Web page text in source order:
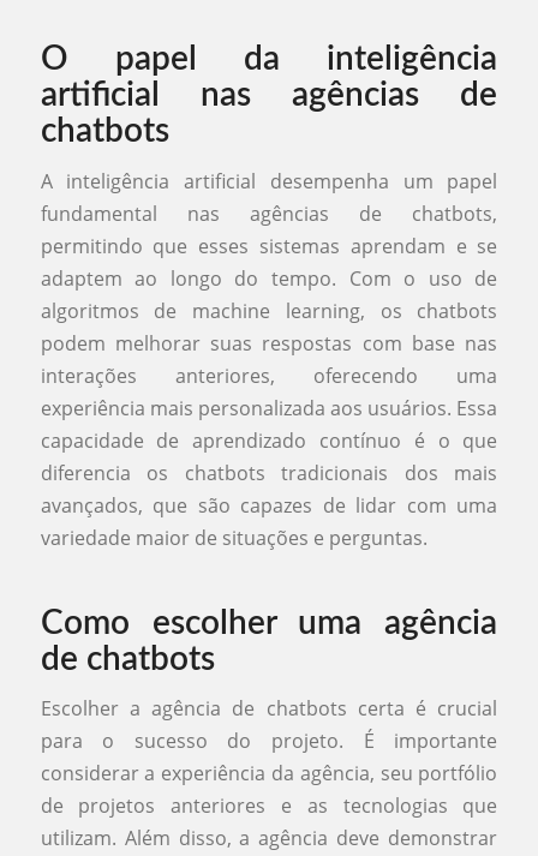
O papel da inteligência
artificial nas agências de
chatbots
A inteligência artificial desempenha um papel
fundamental nas agências de chatbots,
permitindo que esses sistemas aprendam e se
adaptem ao longo do tempo. Com o uso de
algoritmos de machine learning, os chatbots
podem melhorar suas respostas com base nas
interações anteriores, oferecendo uma
experiência mais personalizada aos usuários. Essa
capacidade de aprendizado contínuo é o que
diferencia os chatbots tradicionais dos mais
avançados, que são capazes de lidar com uma
variedade maior de situações e perguntas.
Como escolher uma agência
de chatbots
Escolher a agência de chatbots certa é crucial
para o sucesso do projeto. É importante
considerar a experiência da agência, seu portfólio
de projetos anteriores e as tecnologias que
utilizam. Além disso, a agência deve demonstrar